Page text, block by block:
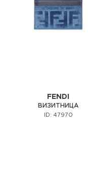
FENDI
ВИЗИТНИЦА
ID: 47970